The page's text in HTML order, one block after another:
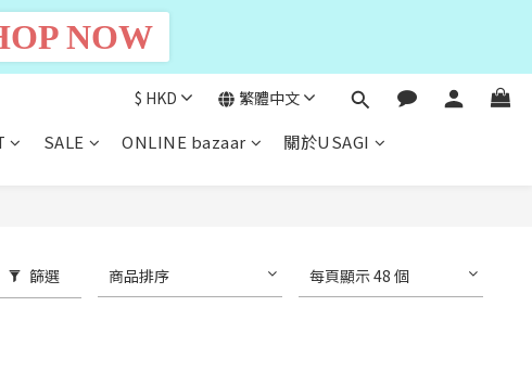
SALE ONLINE bazaar 關於USAGI
$ HKD 繁體中文
篩選 商品排序 每頁顯示 48 個
NOW